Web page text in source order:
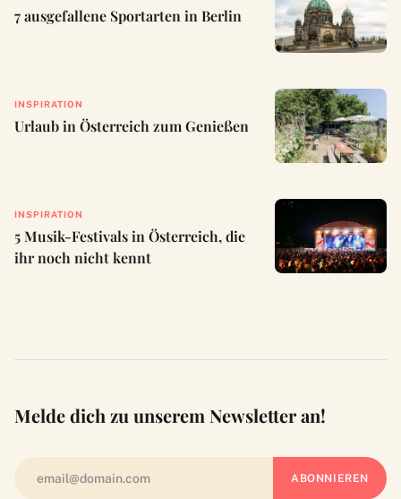
7 ausgefallene Sportarten in Berlin
INSPIRATION
Urlaub in Österreich zum Genießen
INSPIRATION
5 Musik-Festivals in Österreich, die
ihr noch nicht kennt
Melde dich zu unserem Newsletter an!